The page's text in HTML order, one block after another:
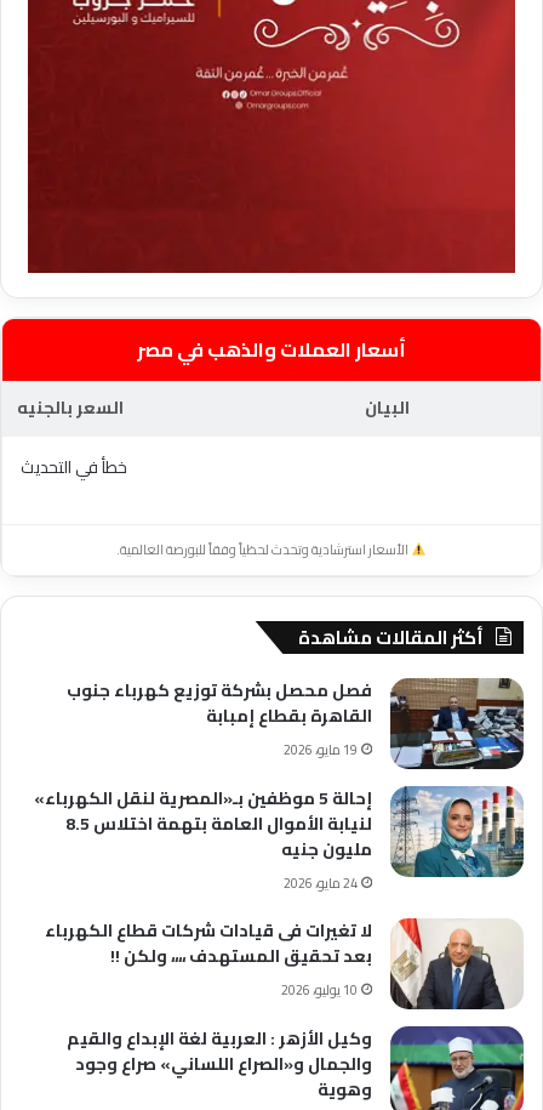
أسعار العملات والذهب في مصر
البيان
السعر بالجنيه
خطأ في التحديث
الأسعار استرشادية وتحدث لحظياً وفقاً للبورصة العالمية.
أكثر المقالات مشاهدة
فصل محصل بشركة توزيع كهرباء جنوب
القاهرة بقطاع إمبابة
19 مايو، 2026
إحالة 5 موظفين بـ«المصرية لنقل الكهرباء»
لنيابة الأموال العامة بتهمة اختلاس 8.5
مليون جنيه
24 مايو، 2026
لا تغيرات فى قيادات شركات قطاع الكهرباء
بعد تحقيق المستهدف ،،،، ولكن !!
10 يوليو، 2026
وكيل الأزهر : العربية لغة الإبداع والقيم
والجمال و«الصراع اللساني» صراع وجود
وهوية